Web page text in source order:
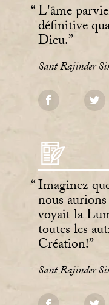
L'âme
définitive
Dieu.
Sant Rajinder
Imaginez
nous
voyait la
toutes les
Création!
Sant Rajinder